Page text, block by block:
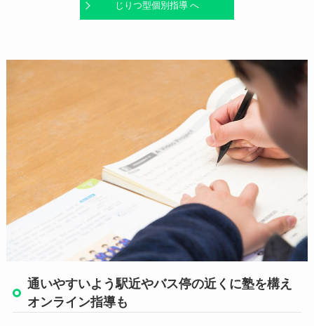
じりつ型個別指導 へ
通いやすいよう駅近やバス停の近くに塾を構え
オンライン指導も